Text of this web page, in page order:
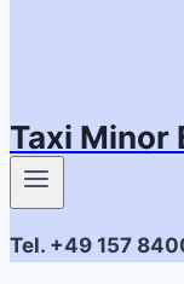
Taxi Minor
Tel. +49 157